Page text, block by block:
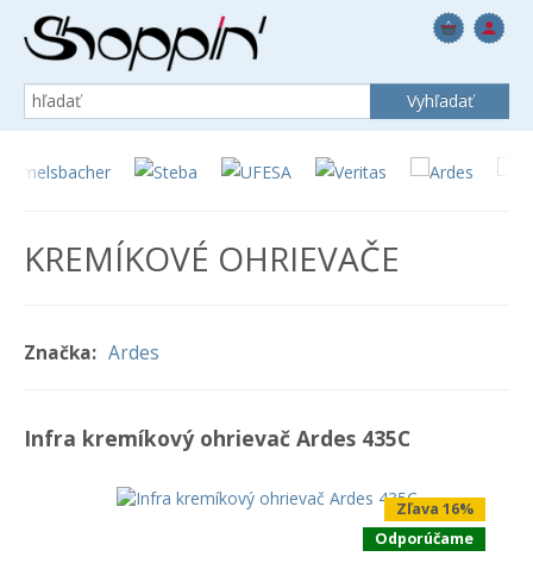
KREMÍKOVÉ OHRIEVAČE
Značka: Ardes
Infra kremíkový ohrievač Ardes 435C
Zľava 16%
Odporúčame